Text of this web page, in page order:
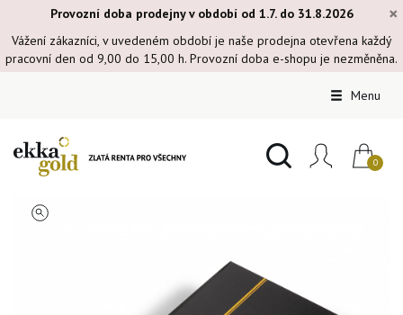
×
Provozní doba prodejny v období od 1.7. do 31.8.2026
Vážení zákazníci, v uvedeném období je naše prodejna otevřena každý
pracovní den od 9,00 do 15,00 h. Provozní doba e-shopu je nezměněna.
Menu